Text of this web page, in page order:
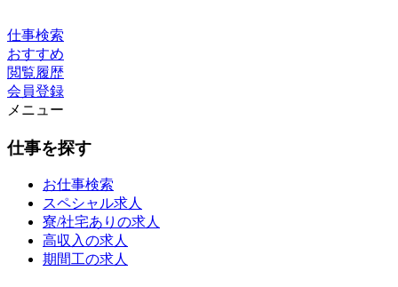
仕事検索
おすすめ
閲覧履歴
会員登録
メニュー
仕事を探す
お仕事検索
スペシャル求人
寮/社宅ありの求人
高収入の求人
期間工の求人